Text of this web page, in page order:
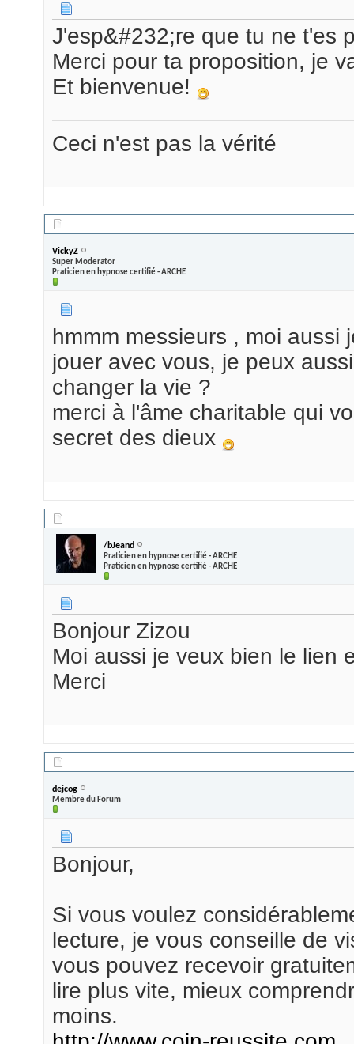
J'esp&#232;re que tu ne t'es
Merci pour ta proposition, je
Et bienvenue!
Ceci n'est pas la vérité
VickyZ
Super Moderator
Praticien en hypnose certifié - ARCHE
hmmm messieurs , moi
jouer avec vous, je peux
changer la vie ?
merci à l'âme charitable qui
secret des dieux
/bJeand
Praticien en hypnose certifié - ARCHE
Praticien en hypnose certifié - ARCHE
Bonjour Zizou
Moi aussi je veux bien le lien
Merci
dejcog
Membre du Forum
Bonjour,
Si vous voulez
lecture, je vous conseille de
vous pouvez recevoir
lire plus vite, mieux
moins.